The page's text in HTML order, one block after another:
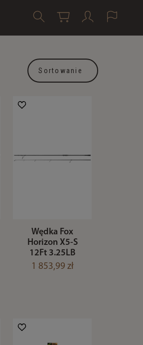
Sortowanie
Wędka Fox
Horizon X5-S
12Ft 3.25LB
1 853,99 zł